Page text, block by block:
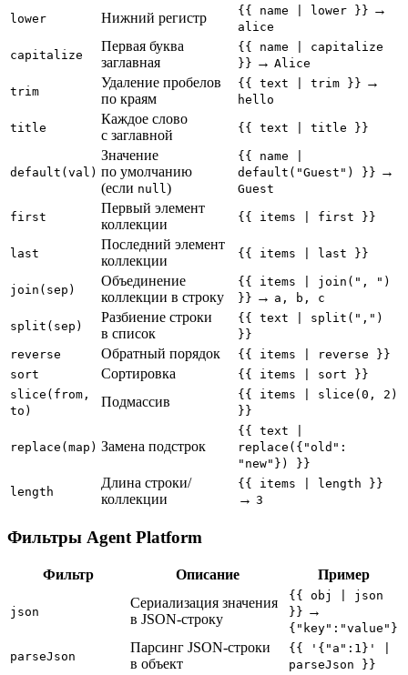
lower Нижний регистр {{ name | lower }} →
alice
capitalize
Первая буква
заглавная
{{ name | capitalize
}} → Alice
trim
Удаление пробелов
по краям
{{ text | trim }} →
hello
title
Каждое слово
с заглавной
{{ text | title }}
default(val)
Значение
по умолчанию
(если null )
{{ name |
default("Guest") }} →
Guest
first
Первый элемент
коллекции
{{ items | first }}
last
Последний элемент
коллекции
{{ items | last }}
join(sep)
Объединение
коллекции в строку
{{ items | join(", ")
}} → a, b, c
split(sep)
Разбиение строки
в список
{{ text | split(",")
}}
reverse
Обратный порядок
{{ items | reverse }}
sort
Сортировка
{{ items | sort }}
slice(from,
to)
Подмассив
{{ items | slice(0, 2)
}}
replace(map) Замена подстрок
{{ text |
replace({"old":
"new"}) }}
length
Длина строки/
коллекции
{{ items | length }}
→ 3
Фильтры Agent Platform
Фильтр Описание Пример
json
Сериализация значения
в JSON-строку
{{ obj | json
}} →
{"key":"value"}
parseJson
Парсинг JSON-строки
в объект
{{ '{"a":1}' |
parseJson }}